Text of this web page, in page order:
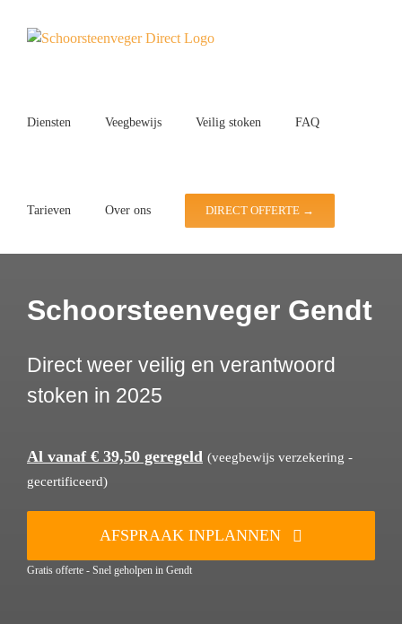
Diensten Veegbewijs Veilig stoken FAQ
Tarieven Over ons DIRECT OFFERTE →
Schoorsteenveger Gendt
Direct weer veilig en verantwoord
stoken in 2025
Al vanaf € 39,50 geregeld (veegbewijs verzekering -
gecertificeerd)
AFSPRAAK INPLANNEN
Gratis offerte - Snel geholpen in Gendt